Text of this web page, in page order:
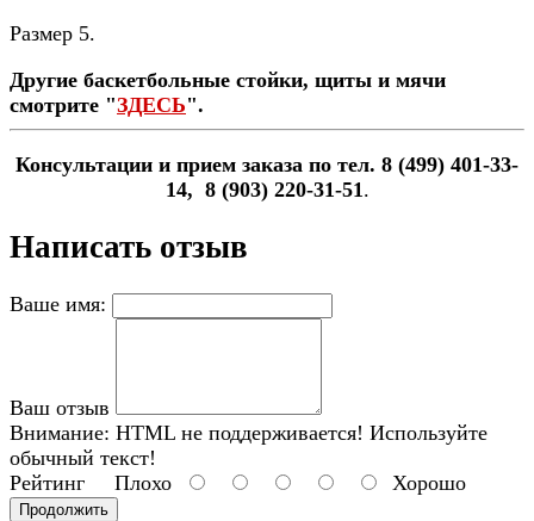
Размер 5.
Другие баскетбольные стойки, щиты и мячи
смотрите "ЗДЕСЬ".
Консультации и прием заказа по тел. 8 (499) 401-33-
14, 8 (903) 220-31-51 .
Написать отзыв
Ваше имя:
Ваш отзыв
Внимание: HTML не поддерживается! Используйте
обычный текст!
Рейтинг Плохо Хорошо
Продолжить